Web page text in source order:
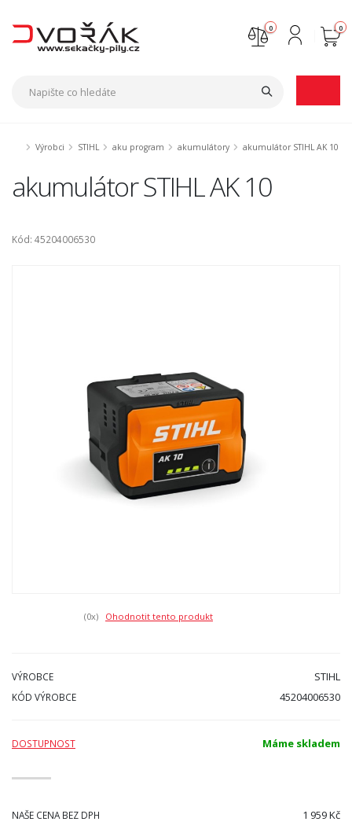
0
0
Výrobci STIHL aku program akumulátory akumulátor STIHL AK 10
akumulátor STIHL AK 10
Kód: 45204006530
(0x) Ohodnotit tento produkt
VÝROBCE STIHL
KÓD VÝROBCE 45204006530
DOSTUPNOST Máme skladem
NAŠE CENA BEZ DPH 1 959 Kč